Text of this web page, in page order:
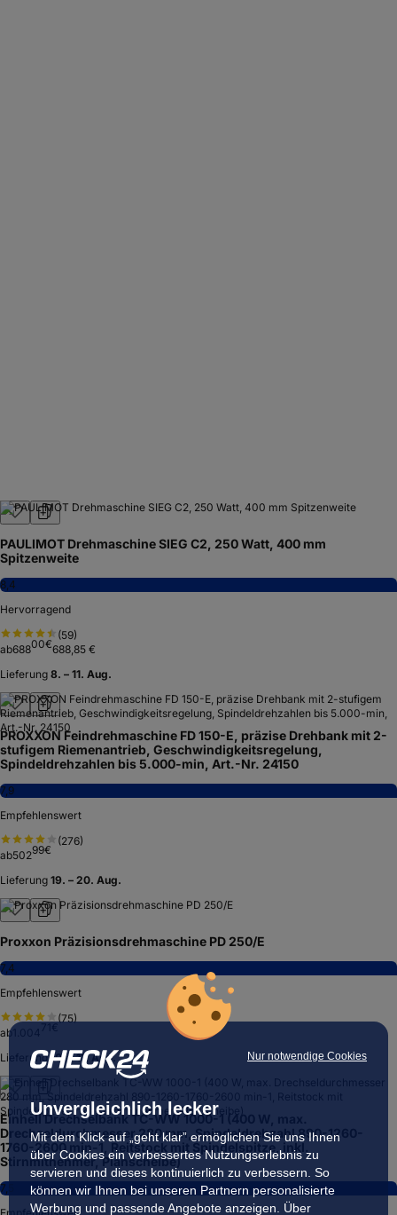
Nur notwendige Cookies
Unvergleichlich lecker
Mit dem Klick auf „geht klar” ermöglichen Sie uns Ihnen
über Cookies ein verbessertes Nutzungserlebnis zu
servieren und dieses kontinuierlich zu verbessern. So
können wir Ihnen bei unseren Partnern personalisierte
Werbung und passende Angebote anzeigen. Über
PAULIMOT Drehmaschine SIEG C2, 250 Watt, 400 mm
Spitzenweite
8,4
Hervorragend
(59)
ab68800€688,85 €
Lieferung 8. – 11. Aug.
PROXXON Feindrehmaschine FD 150-E, präzise Drehbank mit 2-
stufigem Riemenantrieb, Geschwindigkeitsregelung,
Spindeldrehzahlen bis 5.000-min, Art.-Nr. 24150
7,9
Empfehlenswert
(276)
ab50299€
Lieferung 19. – 20. Aug.
Proxxon Präzisionsdrehmaschine PD 250/E
7,4
Empfehlenswert
(75)
ab
Lieferung 10. – 11. Aug.
Einhell Drechselbank TC-WW 1000-1 (400 W, max.
Drechseldurchmesser 280 mm, Spindeldrehzahl 890-1260-
1760-2600 min-1, Reitstock mit Spindelspitze, inkl.
Stirnmitnehmer, Planscheibe)
7,5